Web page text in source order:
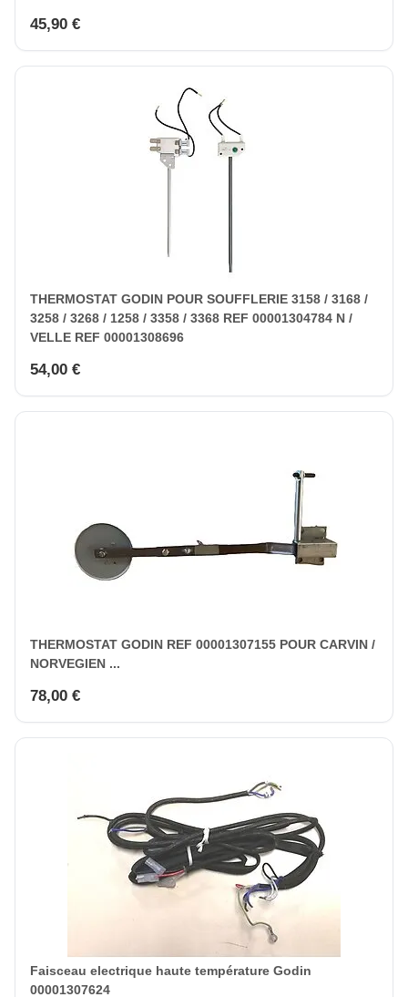
45,90 €
THERMOSTAT GODIN POUR SOUFFLERIE 3158 / 3168 /
3258 / 3268 / 1258 / 3358 / 3368 REF 00001304784 N /
VELLE REF 00001308696
54,00 €
THERMOSTAT GODIN REF 00001307155 POUR CARVIN /
NORVEGIEN ...
78,00 €
Faisceau electrique haute température Godin
00001307624